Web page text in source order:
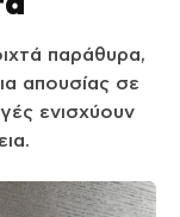
παράθυρα,
απουσίας σε
ενισχύουν